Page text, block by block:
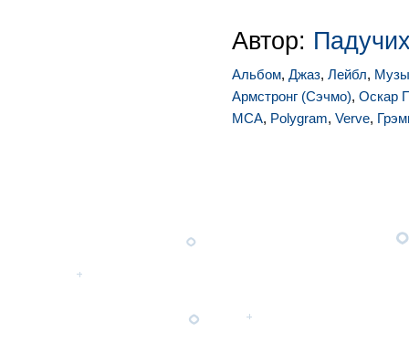
Автор:
Альбом, Джаз, Лейбл,
Армстронг (Сэчмо), Оскар
MCA, Polygram, Verve,